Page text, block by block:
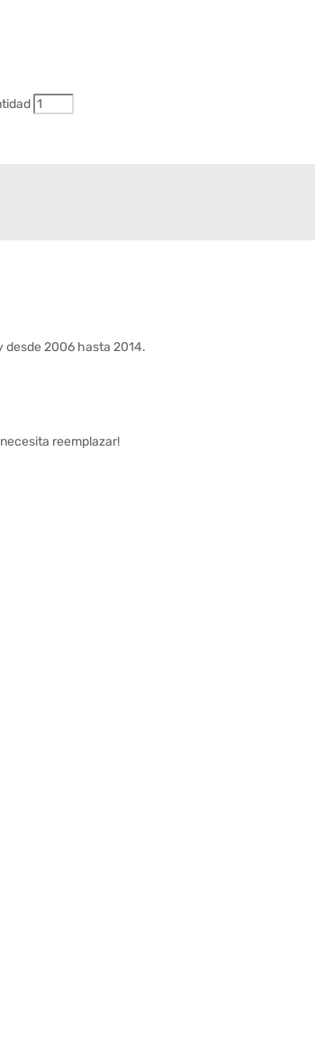
desde 2006 hasta 2014.
reemplazar!